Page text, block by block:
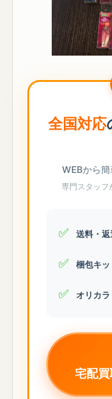
全国対応
WEBから
専門スタッフ
✅ 送料・
✅ 梱包キ
✅ オリカ
宅配